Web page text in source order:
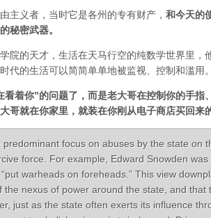
主义者，当时它是各州的专有财产， 和今天的
秘密武器。
院的天才，生活在天马行空的纯数学世界里，
代的生活可以简简单单地被监视、控制和滥用。
着你”的问题了，而是老大哥在控制你的手指
哥就在你家里，就装在你刚从电子商店买回来
focus on abuses by the state on
force. For example, Edward Snowden
warheads on foreheads.” This view
nexus of power around the state, and that
just as the state often exerts its influence